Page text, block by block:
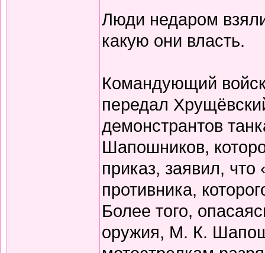
Люди недаром
какую они власть.
Командующий
передал
демонстрантов
Шапошников,
приказ, заявил, что
противника,
Более того,
оружия, М. К.